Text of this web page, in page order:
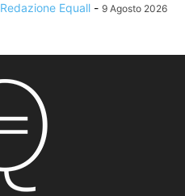
Redazione Equall - 9 Agosto 2026